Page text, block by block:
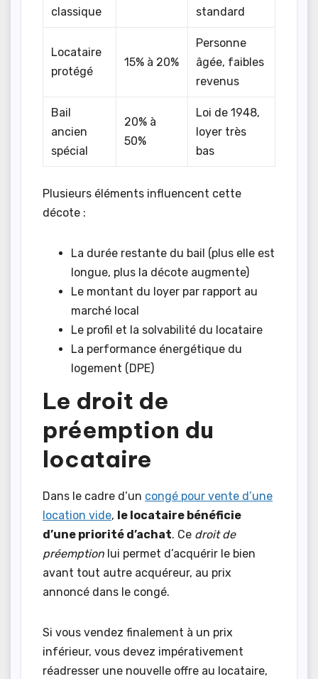
classique
standard
Locataire
protégé
15% à 20%
Personne
âgée, faibles
revenus
Bail
ancien
spécial
20% à
50%
Loi de 1948,
loyer très
bas
Plusieurs éléments influencent cette
décote :
La durée restante du bail (plus elle est
longue, plus la décote augmente)
Le montant du loyer par rapport au
marché local
Le profil et la solvabilité du locataire
La performance énergétique du
logement (DPE)
Le droit de
préemption du
locataire
Dans le cadre d’un congé pour vente d’une
location vide, le locataire bénéficie
d’une priorité d’achat. Ce droit de
préemption lui permet d’acquérir le bien
avant tout autre acquéreur, au prix
annoncé dans le congé.
Si vous vendez finalement à un prix
inférieur, vous devez impérativement
réadresser une nouvelle offre au locataire,